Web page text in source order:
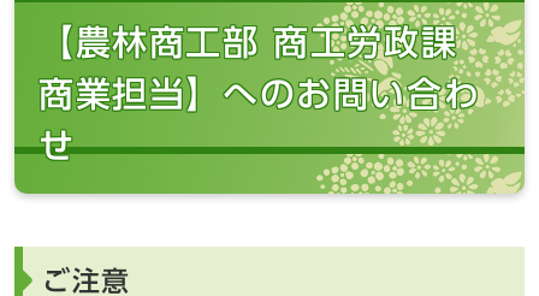
【農林商工部 商工労政課
商業担当】へのお問い合わ
せ
ご注意